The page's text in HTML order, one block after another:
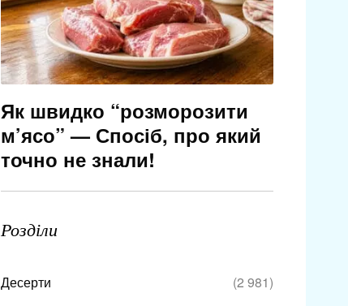
Як швидко “розморозити
м’ясо” — Спосіб, про який
точно не знали!
Розділи
Десерти
(2 981)